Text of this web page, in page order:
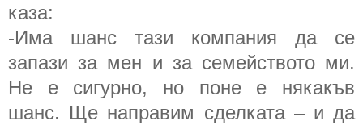
каза:
-Има шанс тази компания да се
запази за мен и за семейството ми.
Не е сигурно, но поне е някакъв
шанс. Ще направим сделката – и да